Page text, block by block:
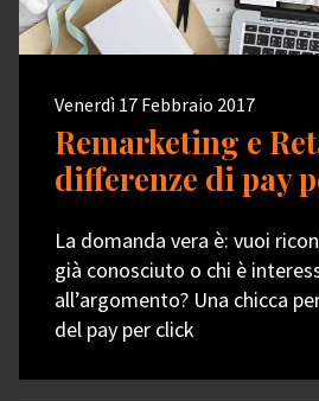
Venerdì 17 Febbraio 2017
Remarketing e
differenze di pay
La domanda vera è: vuoi
già conosciuto o chi è
all’argomento? Una chicca
del pay per click